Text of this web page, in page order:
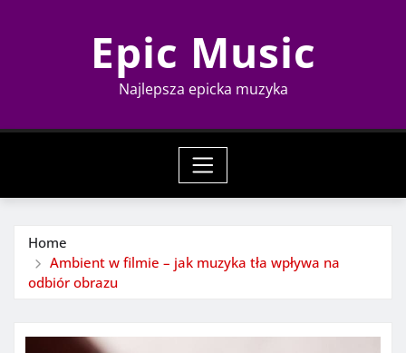
Epic Music
Najlepsza epicka muzyka
Home
Ambient w filmie – jak muzyka tła wpływa na
odbiór obrazu